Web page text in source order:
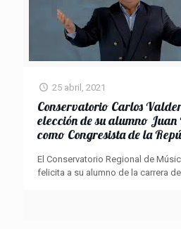
25 abril, 2021
Conservatorio Carlos
elección de su alumno Juan
como Congresista de la
El Conservatorio Regional de
felicita a su alumno de la carrera